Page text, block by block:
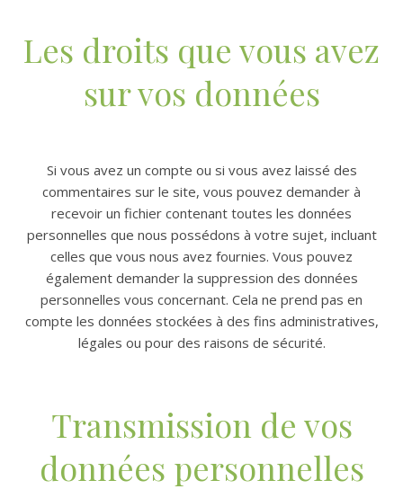
Les droits que vous avez
sur vos données
Si vous avez un compte ou si vous avez laissé des
commentaires sur le site, vous pouvez demander à
recevoir un fichier contenant toutes les données
personnelles que nous possédons à votre sujet, incluant
celles que vous nous avez fournies. Vous pouvez
également demander la suppression des données
personnelles vous concernant. Cela ne prend pas en
compte les données stockées à des fins administratives,
légales ou pour des raisons de sécurité.
Transmission de vos
données personnelles